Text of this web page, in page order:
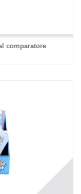
comparatore